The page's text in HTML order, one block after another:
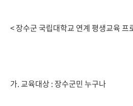
< 장수군 국립대학교 연계 평생교육 프
가. 교육대상 : 장수군민 누구나